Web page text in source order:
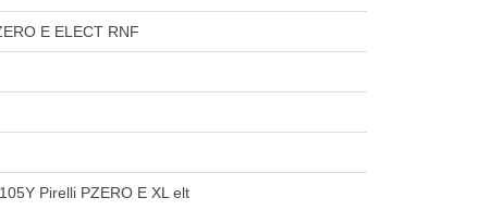
E ELECT RNF
Pirelli PZERO E XL elt